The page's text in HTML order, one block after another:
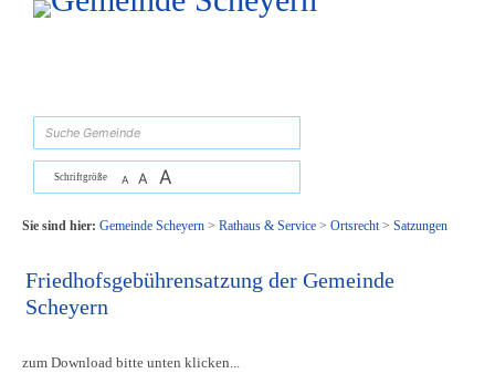
Zum Inhalt, zur Navigationoder zur Startseite springen.
Schriftgröße A A A
Sie sind hier: Gemeinde Scheyern> Rathaus & Service> Ortsrecht> Satzungen
Friedhofsgebührensatzung der Gemeinde
Scheyern
zum Download bitte unten klicken...